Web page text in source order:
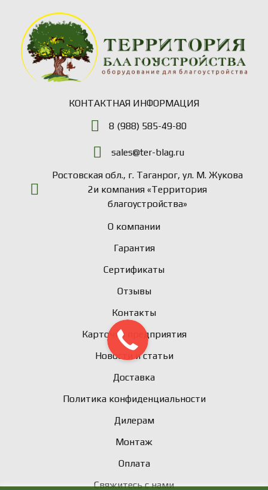
КОНТАКТНАЯ ИНФОРМАЦИЯ
8 (988) 585-49-80
sales@ter-blag.ru
Ростовская обл., г. Таганрог, ул. М. Жукова
2и компания «Территория
благоустройства»
О компании
Гарантия
Сертификаты
Отзывы
Контакты
Карточка предприятия
Новости и статьи
Доставка
Политика конфиденциальности
Дилерам
Монтаж
Оплата
Свяжитесь с нами